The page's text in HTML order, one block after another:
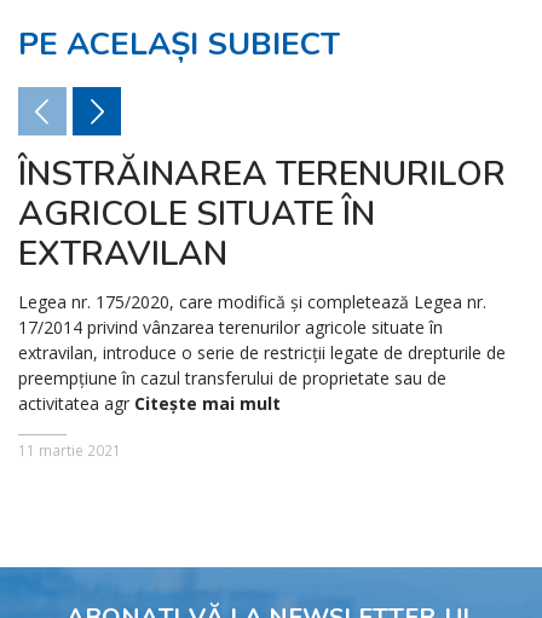
PE ACELAȘI SUBIECT
ÎNSTRĂINAREA TERENURILOR
AGRICOLE SITUATE ÎN
EXTRAVILAN
Legea nr. 175/2020, care modifică și completează Legea nr.
17/2014 privind vânzarea terenurilor agricole situate în
extravilan, introduce o serie de restricții legate de drepturile de
preempțiune în cazul transferului de proprietate sau de
activitatea agr Citește mai mult
11 martie 2021